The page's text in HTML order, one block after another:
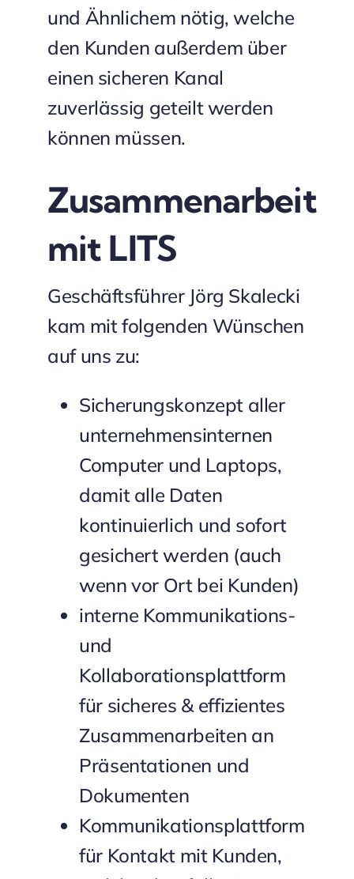
und Ähnlichem nötig, welche
den Kunden außerdem über
einen sicheren Kanal
zuverlässig geteilt werden
können müssen.
Zusammenarbeit
mit LITS
Geschäftsführer Jörg Skalecki
kam mit folgenden Wünschen
auf uns zu:
Sicherungskonzept aller
unternehmensinternen
Computer und Laptops,
damit alle Daten
kontinuierlich und sofort
gesichert werden (auch
wenn vor Ort bei Kunden)
interne Kommunikations-
und
Kollaborationsplattform
für sicheres & effizientes
Zusammenarbeiten an
Präsentationen und
Dokumenten
Kommunikationsplattform
für Kontakt mit Kunden,